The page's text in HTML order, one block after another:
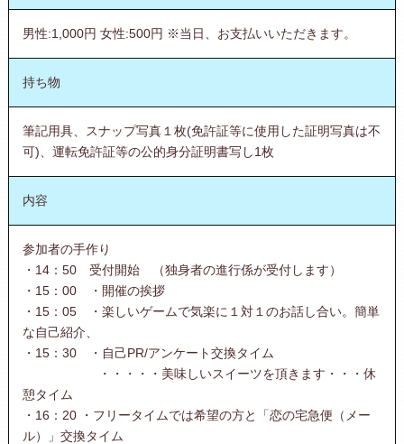
男性:1,000円 女性:500円 ※当日、お支払いいただきます。
持ち物
筆記用具、スナップ写真１枚(免許証等に使用した証明写真は不
可)、運転免許証等の公的身分証明書写し1枚
内容
参加者の手作り
・14：50 受付開始 （独身者の進行係が受付します）
・15：00 ・開催の挨拶
・15：05 ・楽しいゲームで気楽に１対１のお話し合い。簡単
な自己紹介、
・15：30 ・自己PR/アンケート交換タイム
・・・・・美味しいスイーツを頂きます・・・休
憩タイム
・16：20 ・フリータイムでは希望の方と「恋の宅急便（メー
ル）」交換タイム